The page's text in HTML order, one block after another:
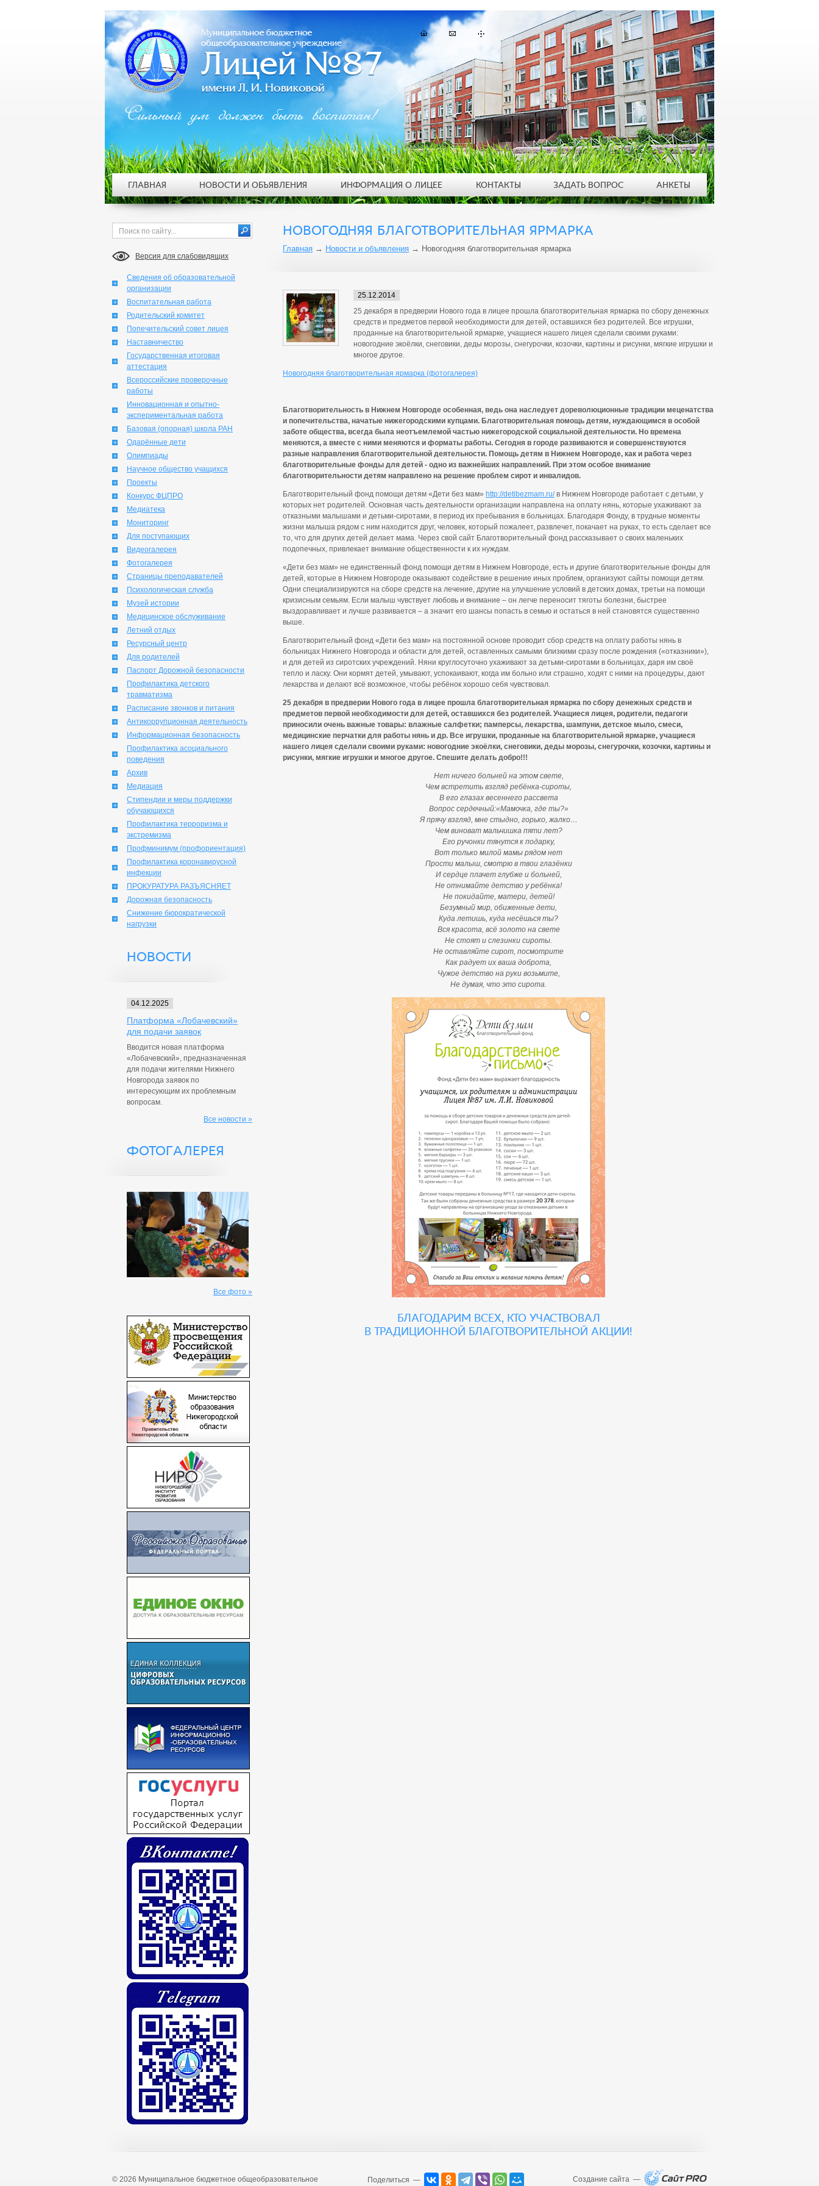
Версия для слабовидящих
Сведения об образовательной
организации
Воспитательная работа
Родительский комитет
Попечительский совет лицея
Наставничество
Государственная итоговая
аттестация
Всероссийские проверочные
работы
Инновационная и опытно-
экспериментальная работа
Базовая (опорная) школа РАН
Одарённые дети
Олимпиады
Научное общество учащихся
Проекты
Конкурс ФЦПРО
Медиатека
Мониторинг
Для поступающих
Видеогалерея
Фотогалерея
Страницы преподавателей
Психологическая служба
Музей истории
Медицинское обслуживание
Летний отдых
Ресурсный центр
Для родителей
Паспорт Дорожной безопасности
Профилактика детского
травматизма
Расписание звонков и питания
Антикоррупционная деятельность
Информационная безопасность
Профилактика асоциального
поведения
Архив
Медиация
Стипендии и меры поддержки
обучающихся
Профилактика терроризма и
экстремизма
Профминимум (профориентация)
Профилактика коронавирусной
инфекции
ПРОКУРАТУРА РАЗЪЯСНЯЕТ
Дорожная безопасность
Снижение бюрократической
нагрузки
НОВОСТИ
04.12.2025
Платформа «Лобачевский»
для подачи заявок
Вводится новая платформа
«Лобачевский», предназначенная
для подачи жителями Нижнего
Новгорода заявок по
интересующим их проблемным
вопросам.
Все новости »
ФОТОГАЛЕРЕЯ
Все фото »
НОВОГОДНЯЯ БЛАГОТВОРИТЕЛЬНАЯ ЯРМАРКА
Главная → Новости и объявления → Новогодняя благотворительная ярмарка
25.12.2014
25 декабря в предверии Нового года в лицее прошла благотворительная ярмарка по сбору денежных
средств и предметов первой необходимости для детей, оставшихся без родителей. Все игрушки,
проданные на благотворительной ярмарке, учащиеся нашего лицея сделали своими руками:
новогодние экоёлки, снеговики, деды морозы, снегурочки, козочки, картины и рисунки, мягкие игрушки и
многое другое.
Новогодняя благотворительная ярмарка (фотогалерея)
Благотворительность в Нижнем Новгороде особенная, ведь она наследует дореволюционные традиции меценатства
и попечительства, начатые нижегородскими купцами. Благотворительная помощь детям, нуждающимся в особой
заботе общества, всегда была неотъемлемой частью нижегородской социальной деятельности. Но времена
меняются, а вместе с ними меняются и форматы работы. Сегодня в городе развиваются и совершенствуются
разные направления благотворительной деятельности. Помощь детям в Нижнем Новгороде, как и работа через
благотворительные фонды для детей - одно из важнейших направлений. При этом особое внимание
благотворительности детям направлено на решение проблем сирот и инвалидов.
Благотворительный фонд помощи детям «Дети без мам» http://detibezmam.ru/в Нижнем Новгороде работает с детьми, у
которых нет родителей. Основная часть деятельности организации направлена на оплату нянь, которые ухаживают за
отказными малышами и детьми-сиротами, в период их пребывания в больницах. Благодаря Фонду, в трудные моменты
жизни малыша рядом с ним находится друг, человек, который пожалеет, развлечет, покачает на руках, то есть сделает все
то, что для других детей делает мама. Через свой сайт Благотворительный фонд рассказывает о своих маленьких
подопечных, привлекает внимание общественности к их нуждам.
«Дети без мам» не единственный фонд помощи детям в Нижнем Новгороде, есть и другие благотворительные фонды для
детей, которые в Нижнем Новгороде оказывают содействие в решение иных проблем, организуют сайты помощи детям.
Одни специализируются на сборе средств на лечение, другие на улучшение условий в детских домах, третьи на помощи
кризисным семьям. Если малыш чувствует любовь и внимание – он легче переносит тяготы болезни, быстрее
выздоравливает и лучше развивается – а значит его шансы попасть в семью и остаться в ней становятся существенно
выше.
Благотворительный фонд «Дети без мам» на постоянной основе проводит сбор средств на оплату работы нянь в
больницах Нижнего Новгорода и области для детей, оставленных самыми близкими сразу после рождения («отказники»),
и для детей из сиротских учреждений. Няни круглосуточно ухаживают за детьми-сиротами в больницах, даря им своё
тепло и ласку. Они кормят детей, умывают, успокаивают, когда им больно или страшно, ходят с ними на процедуры, дают
лекарства и делают всё возможное, чтобы ребёнок хорошо себя чувствовал.
25 декабря в предверии Нового года в лицее прошла благотворительная ярмарка по сбору денежных средств и
предметов первой необходимости для детей, оставшихся без родителей. Учащиеся лицея, родители, педагоги
приносили очень важные товары: влажные салфетки; памперсы, лекарства, шампуни, детское мыло, смеси,
медицинские перчатки для работы нянь и др. Все игрушки, проданные на благотворительной ярмарке, учащиеся
нашего лицея сделали своими руками: новогодние экоёлки, снеговики, деды морозы, снегурочки, козочки, картины и
рисунки, мягкие игрушки и многое другое. Спешите делать добро!!!
Нет ничего больней на этом свете,
Чем встретить взгляд ребёнка-сироты,
В его глазах весеннего рассвета
Вопрос сердечный:«Мамочка, где ты?»
Я прячу взгляд, мне стыдно, горько, жалко…
Чем виноват мальчишка пяти лет?
Его ручонки тянутся к подарку,
Вот только милой мамы рядом нет
Прости малыш, смотрю в твои глазёнки
И сердце плачет глубже и больней,
Не отнимайте детство у ребёнка!
Не покидайте, матери, детей!
Безумный мир, обиженные дети,
Куда летишь, куда несёшься ты?
Вся красота, всё золото на свете
Не стоят и слезинки сироты.
Не оставляйте сирот, посмотрите
Как радует их ваша доброта,
Чужое детство на руки возьмите,
Не думая, что это сирота.
Благодарим всех, кто участвовал
в традиционной благотворительной акции!
Сильный ум должен быть воспитан!
ГЛАВНАЯ НОВОСТИ И ОБЪЯВЛЕНИЯ ИНФОРМАЦИЯ О ЛИЦЕЕ КОНТАКТЫ ЗАДАТЬ ВОПРОС АНКЕТЫ
© 2026 Муниципальное бюджетное общеобразовательное Поделиться — Создание сайта —